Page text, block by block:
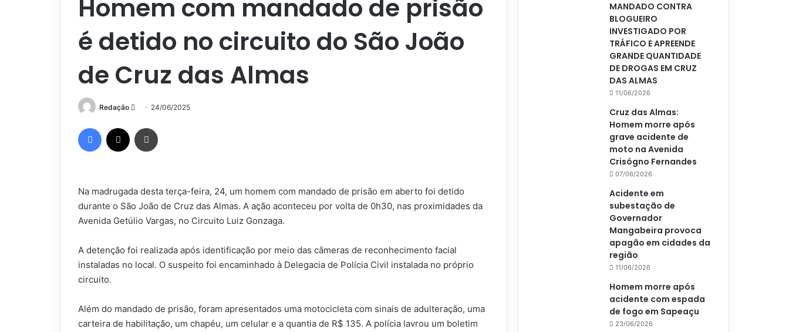
Homem com mandado de prisão
é detido no circuito do São João
de Cruz das Almas
Redação
Mande
e-
mail
24/06/2025
Facebook
Na madrugada desta terça-feira, 24, um homem com mandado de prisão em aberto foi detido
durante o São João de Cruz das Almas. A ação aconteceu por volta de 0h30, nas proximidades da
Avenida Getúlio Vargas, no Circuito Luiz Gonzaga.
A detenção foi realizada após identificação por meio das câmeras de reconhecimento facial
instaladas no local. O suspeito foi encaminhado à Delegacia de Polícia Civil instalada no próprio
circuito.
Além do mandado de prisão, foram apresentados uma motocicleta com sinais de adulteração, uma
carteira de habilitação, um chapéu, um celular e a quantia de R$ 135. A polícia lavrou um boletim
MANDADO CONTRA
BLOGUEIRO
INVESTIGADO POR
TRÁFICO E APREENDE
GRANDE QUANTIDADE
DE DROGAS EM CRUZ
DAS ALMAS
11/06/2026
Cruz das Almas:
Homem morre após
grave acidente de
moto na Avenida
Crisógno Fernandes
07/06/2026
Acidente em
subestação de
Governador
Mangabeira provoca
apagão em cidades da
região
11/06/2026
Homem morre após
acidente com espada
de fogo em Sapeaçu
23/06/2026